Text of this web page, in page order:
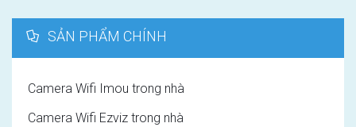
SẢN PHẨM CHÍNH
Camera Wifi Imou trong nhà
Camera Wifi Ezviz trong nhà